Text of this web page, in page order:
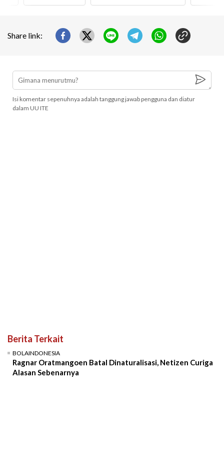
Share link:
Isi komentar sepenuhnya adalah tanggung jawab pengguna dan diatur
dalam UU ITE
Berita Terkait
BOLAINDONESIA
Ragnar Oratmangoen Batal Dinaturalisasi, Netizen Curiga
Alasan Sebenarnya